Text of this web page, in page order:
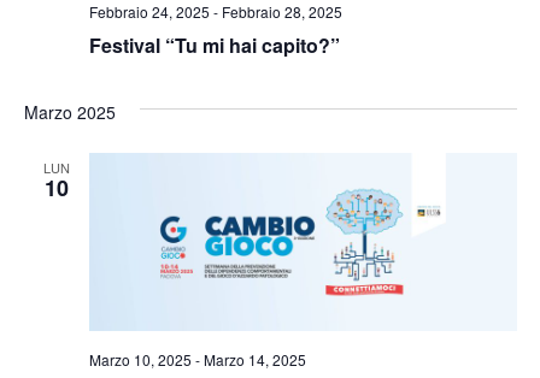
Festival “Tu mi hai capito?”
Febbraio 24, 2025 - Febbraio 28, 2025
Marzo 2025
LUN
10
Marzo 10, 2025 -Marzo 14, 2025